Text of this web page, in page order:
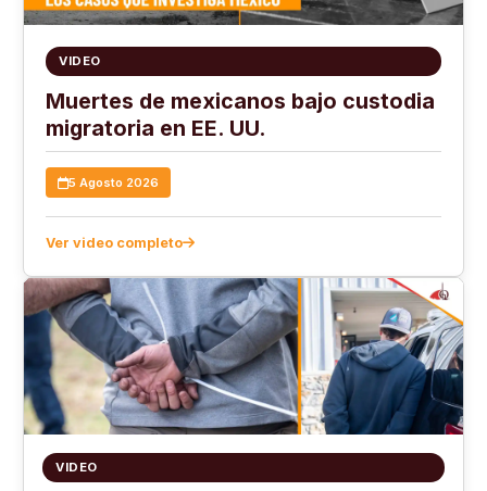
VIDEO
Muertes de mexicanos bajo custodia
migratoria en EE. UU.
5 Agosto 2026
Ver video completo
VIDEO